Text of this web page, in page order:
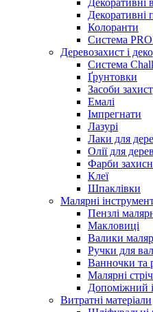
Декоративні
Декоративні
Колоранти
Система
Деревозахист і
Система
Ґрунтовки
Засоби
Емалі
Імпрегнати
Лазурі
Лаки для
Олії для
Фарби
Клеї
Шпаклівки
Малярні
Пензлі
Макловиці
Валики
Ручки для
Ванночки та
Малярні
Допоміжний
Витратні матеріали